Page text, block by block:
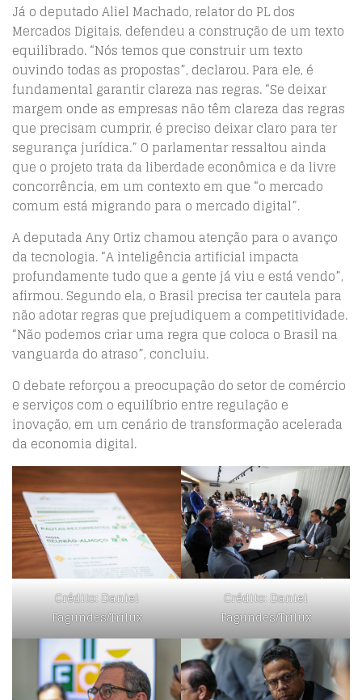
Já o deputado Aliel Machado, relator do PL dos
Mercados Digitais, defendeu a construção de um texto
equilibrado. “Nós temos que construir um texto
ouvindo todas as propostas”, declarou. Para ele, é
fundamental garantir clareza nas regras. “Se deixar
margem onde as empresas não têm clareza das regras
que precisam cumprir, é preciso deixar claro para ter
segurança jurídica.” O parlamentar ressaltou ainda
que o projeto trata da liberdade econômica e da livre
concorrência, em um contexto em que “o mercado
comum está migrando para o mercado digital”.
A deputada Any Ortiz chamou atenção para o avanço
da tecnologia. “A inteligência artificial impacta
profundamente tudo que a gente já viu e está vendo”,
afirmou. Segundo ela, o Brasil precisa ter cautela para
não adotar regras que prejudiquem a competitividade.
“Não podemos criar uma regra que coloca o Brasil na
vanguarda do atraso”, concluiu.
O debate reforçou a preocupação do setor de comércio
e serviços com o equilíbrio entre regulação e
inovação, em um cenário de transformação acelerada
da economia digital.
Crédito: Daniel
Fagundes/Trilux
Crédito: Daniel
Fagundes/Trilux